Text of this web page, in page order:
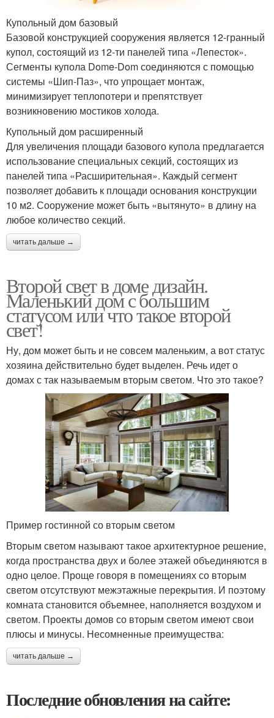
Купольный дом базовый
Базовой конструкцией сооружения является 12-гранный
купол, состоящий из 12-ти панелей типа «Лепесток».
Сегменты купола Dome-Dom соединяются с помощью
системы «Шип-Паз», что упрощает монтаж,
минимизирует теплопотери и препятствует
возникновению мостиков холода.
Купольный дом расширенный
Для увеличения площади базового купола предлагается
использование специальных секций, состоящих из
панелей типа «Расширительная». Каждый сегмент
позволяет добавить к площади основания конструкции
10 м2. Сооружение может быть «вытянуто» в длину на
любое количество секций.
читать дальше →
Второй свет в доме дизайн.
Маленький дом с большим
статусом или что такое второй
свет!
Ну, дом может быть и не совсем маленьким, а вот статус
хозяина действительно будет выделен. Речь идет о
домах с так называемым вторым светом. Что это такое?
Пример гостинной со вторым светом
Вторым светом называют такое архитектурное решение,
когда пространства двух и более этажей объединяются в
одно целое. Проще говоря в помещениях со вторым
светом отсутствуют межэтажные перекрытия. И поэтому
комната становится объемнее, наполняется воздухом и
светом. Проекты домов со вторым светом имеют свои
плюсы и минусы. Несомненные преимущества:
читать дальше →
Последние обновления на сайте: